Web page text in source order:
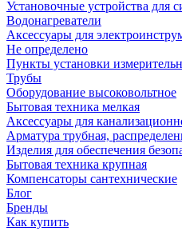
Установочные устройства для
Водонагреватели
Аксессуары для
Не определено
Пункты установки
Трубы
Оборудование высоковольтное
Бытовая техника мелкая
Аксессуары для
Арматура трубная,
Изделия для обеспечения
Бытовая техника крупная
Компенсаторы сантехнические
Блог
Бренды
Как купить